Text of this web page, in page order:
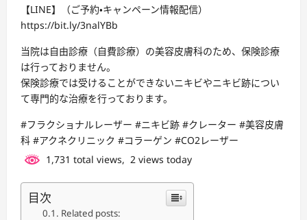
【LINE】（ご予約・キャンペーン情報配信）
https://bit.ly/3nalYBb
当院は自由診療（自費診療）の美容皮膚科のため、保険診療
は行っておりません。
保険診療では受けることができないニキビやニキビ跡につい
て専門的な治療を行っております。
#フラクショナルレーザー #ニキビ跡 #クレーター #美容皮膚
科 #アクネクリニック #コラーゲン #CO2レーザー
1,731 total views, 2 views today
目次
Related posts: